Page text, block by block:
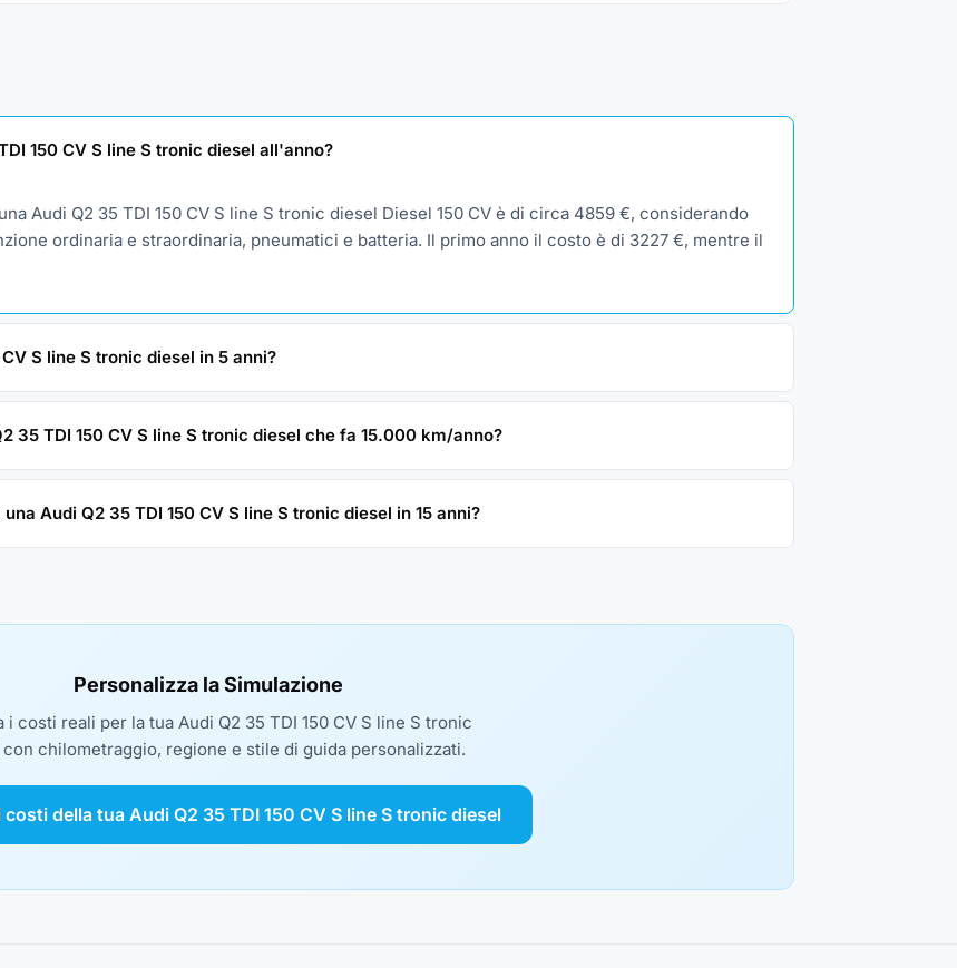
150 CV S line S tronic diesel all'anno?
Audi Q2 35 TDI 150 CV S line S tronic diesel Diesel 150 CV è di circa 4859 €, considerando
ordinaria e straordinaria, pneumatici e batteria. Il primo anno il costo è di 3227 €, mentre il
S line S tronic diesel in 5 anni?
35 TDI 150 CV S line S tronic diesel che fa 15.000 km/anno?
Audi Q2 35 TDI 150 CV S line S tronic diesel in 15 anni?
Personalizza la Simulazione
i costi reali per la tua Audi Q2 35 TDI 150 CV S line S tronic
chilometraggio, regione e stile di guida personalizzati.
costi della tua Audi Q2 35 TDI 150 CV S line S tronic diesel